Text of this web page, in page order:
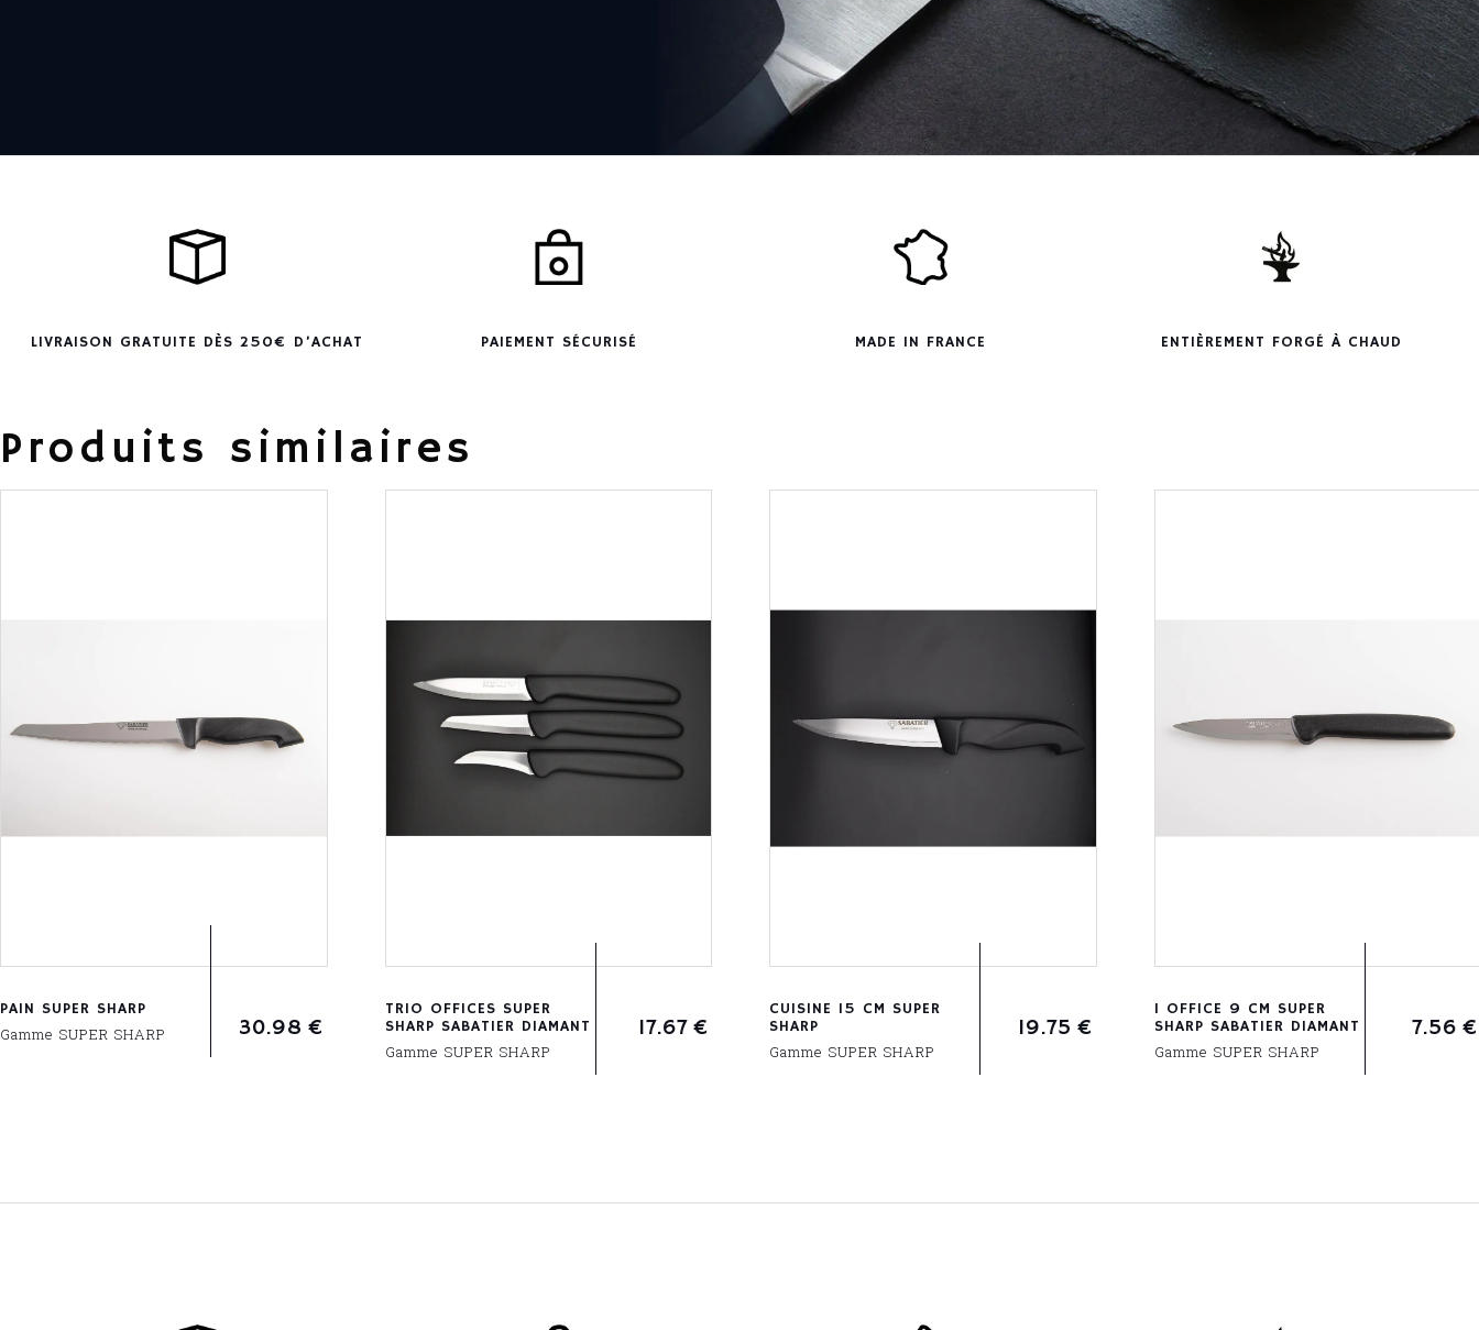
LIVRAISON GRATUITE DÈS 250€ D’ACHAT PAIEMENT SÉCURISÉ MADE IN FRANCE ENTIÈREMENT FORGÉ À CHAUD
Produits similaires
PAIN SUPER SHARP
Gamme SUPER SHARP
30.98€
TRIO OFFICES SUPER
SHARP SABATIER DIAMANT
Gamme SUPER SHARP
17.67 €
CUISINE 15 CM SUPER
SHARP
Gamme SUPER SHARP
19.75€
1 OFFICE 9 CM SUPER
SHARP SABATIER DIAMANT
Gamme SUPER SHARP
7.56 €